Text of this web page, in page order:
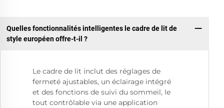
Quelles fonctionnalités intelligentes le cadre de lit de
style européen offre-t-il ?
Le cadre de lit inclut des réglages de
fermeté ajustables, un éclairage intégré
et des fonctions de suivi du sommeil, le
tout contrôlable via une application